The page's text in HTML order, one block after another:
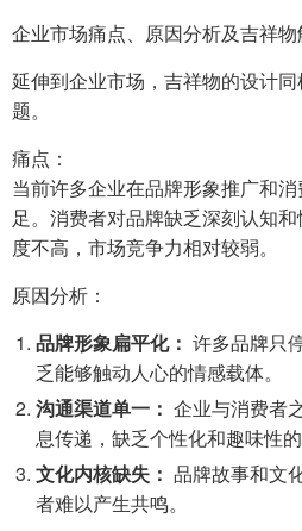
企业市场痛点、原因分析及吉祥
延伸到企业市场，吉祥物的设计
题。
痛点：
当前许多企业在品牌形象推广和
足。消费者对品牌缺乏深刻认知
度不高，市场竞争力相对较弱。
原因分析：
品牌形象扁平化： 许多品牌只
乏能够触动人心的情感载体。
沟通渠道单一： 企业与消费者
息传递，缺乏个性化和趣味性的
文化内核缺失： 品牌故事和文
者难以产生共鸣。